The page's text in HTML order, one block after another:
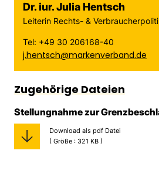
Dr. iur. Julia Hentsch
Leiterin Rechts- &
Tel: +49 30 206168-40
j.hentsch@markenverband.de
Zugehörige Dateien
Stellungnahme zur
Download als pdf Datei
( Größe : 321 KB )